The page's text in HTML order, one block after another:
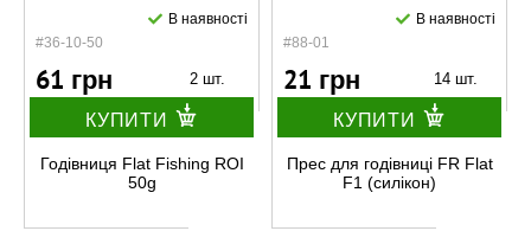
#36-10-50
В наявності
61 грн 2 шт.
КУПИТИ
Годівниця Flat Fishing ROI
50g
#88-01
В наявності
21 грн 14 шт.
КУПИТИ
Прес для годівниці FR Flat
F1 (силікон)